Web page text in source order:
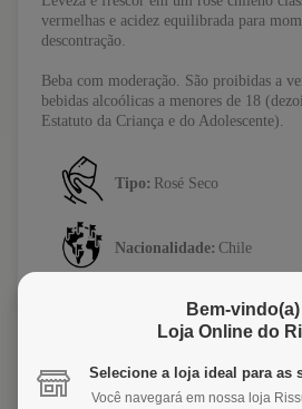
vermelhas e acidez equilibrada para
descontração.
Beba com moderação. São proibidas a
bebidas alcoólicas a menores de 18
Estatuto da Criança e do Adolescente).
Tipo: Rosé Seco
Nacionalidade: Chile
Bem-vindo(a)
Loja Online do
Selecione a loja ideal para as
Você navegará em nossa loja